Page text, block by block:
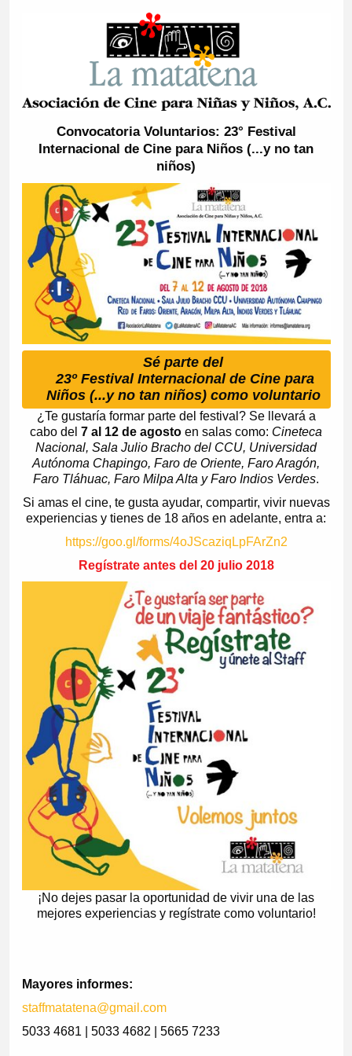
Convocatoria Voluntarios: 23° Festival
Internacional de Cine para Niños (...y no tan
niños)
Sé parte del
23º Festival Internacional de Cine para
Niños (...y no tan niños) como voluntario
¿Te gustaría formar parte del festival? Se llevará a
cabo del 7 al 12 de agosto en salas como: Cineteca
Nacional, Sala Julio Bracho del CCU, Universidad
Autónoma Chapingo, Faro de Oriente, Faro Aragón,
Faro Tláhuac, Faro Milpa Alta y Faro Indios Verdes.
Si amas el cine, te gusta ayudar, compartir, vivir nuevas
experiencias y tienes de 18 años en adelante, entra a:
https://goo.gl/forms/4oJScaziqLpFArZn2
Regístrate antes del 20 julio 2018
¡No dejes pasar la oportunidad de vivir una de las
mejores experiencias y regístrate como voluntario!
Mayores informes:
staffmatatena@gmail.com
5033 4681 | 5033 4682 | 5665 7233